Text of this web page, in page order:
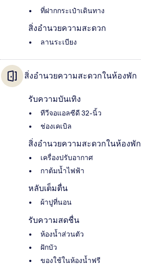
ที่ฝากกระเป๋าเดินทาง
สิ่งอำนวยความสะดวก
ลานระเบียง
สิ่งอำนวยความสะดวกในห้องพัก
รับความบันเทิง
ทีวีจอแอลซีดี 32-นิ้ว
ช่องเคเบิล
สิ่งอำนวยความสะดวกในห้องพัก
เครื่องปรับอากาศ
กาต้มน้ำไฟฟ้า
หลับเต็มตื่น
ผ้าปูที่นอน
รับความสดชื่น
ห้องน้ำส่วนตัว
ฝักบัว
ของใช้ในห้องน้ำฟรี